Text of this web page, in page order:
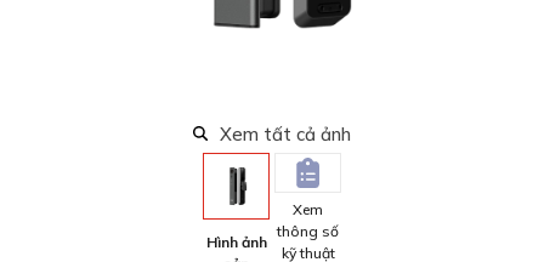
Xem tất cả ảnh
Hình ảnh
Xem
thông số
kỹ thuật